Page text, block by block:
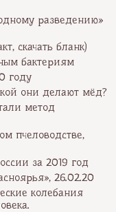
разведению»
скачать бланк)
бактериям
году
они делают мёд?
метод
пчеловодстве,
за 2019 год
26.02.20
колебания